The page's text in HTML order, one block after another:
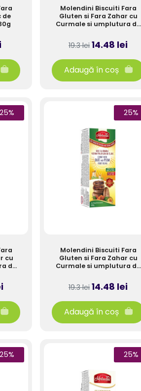
de
Molendini Biscuiti Fara
Gluten si Fara Zahar cu
Curmale si umplutura de
19.3 lei 14.48 lei
Adaugă în coș
25%
cu
de
25%
Molendini Biscuiti Fara
Gluten si Fara Zahar cu
Curmale si umplutura de
19.3 lei 14.48 lei
Adaugă în coș
25% 25%